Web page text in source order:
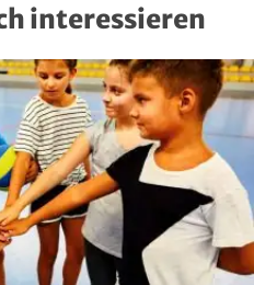
interessieren